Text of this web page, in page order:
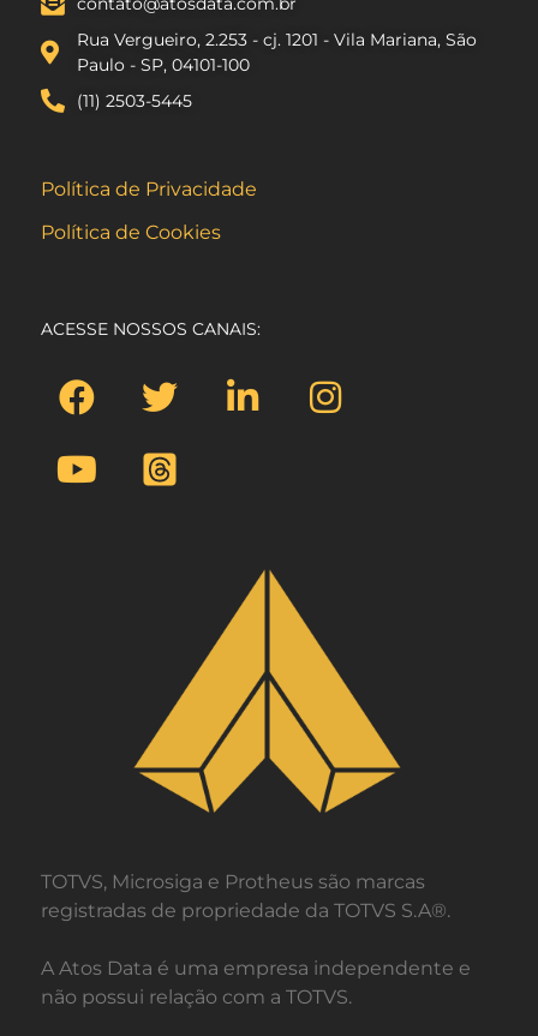
Rua Vergueiro, 2.253 - cj. 1201 - Vila Mariana, São
Paulo - SP, 04101-100
(11) 2503-5445
Política de Privacidade
Política de Cookies
ACESSE NOSSOS CANAIS:
TOTVS, Microsiga e Protheus são marcas
registradas de propriedade da TOTVS S.A®.
A Atos Data é uma empresa independente e
não possui relação com a TOTVS.